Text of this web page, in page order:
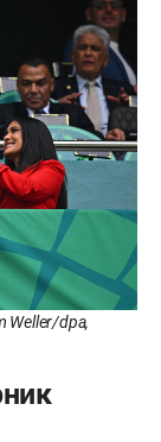
Weller/dpa,